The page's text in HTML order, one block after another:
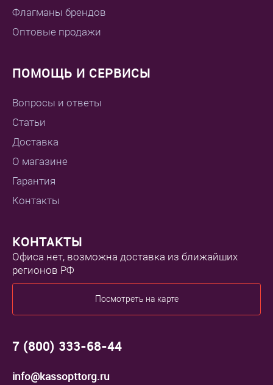
Флагманы брендов
Оптовые продажи
ПОМОЩЬ И СЕРВИСЫ
Вопросы и ответы
Статьи
Доставка
О магазине
Гарантия
Контакты
КОНТАКТЫ
Офиса нет, возможна доставка из ближайших
регионов РФ
Посмотреть на карте
7 (800) 333-68-44
info@kassopttorg.ru